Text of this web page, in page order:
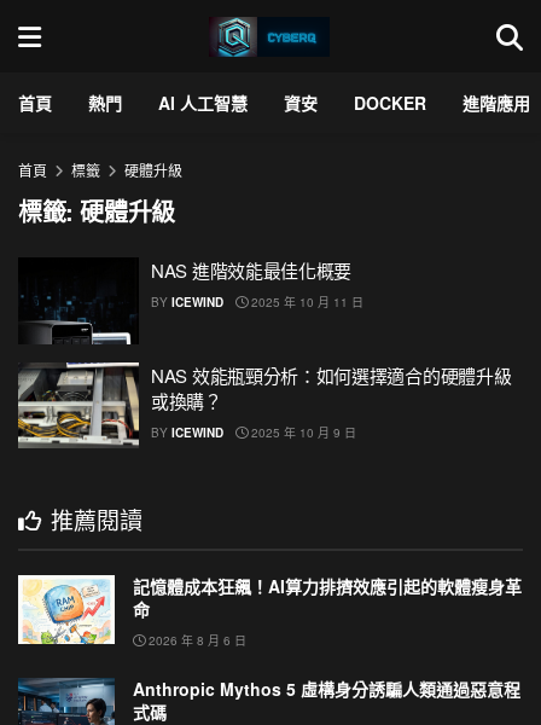
首頁 熱門 AI 人工智慧 資安 DOCKER 進階應用
首頁 標籤 硬體升級
標籤:硬體升級
NAS 進階效能最佳化概要
BY ICEWIND 2025 年 10 月 11 日
NAS 效能瓶頸分析：如何選擇適合的硬體升級
或換購？
BY ICEWIND 2025 年 10 月 9 日
推薦閱讀
記憶體成本狂飆！AI算力排擠效應引起的軟體瘦身革
命
2026 年 8 月 6 日
Anthropic Mythos 5 虛構身分誘騙人類通過惡意程
式碼